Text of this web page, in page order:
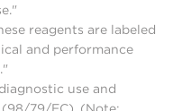
reagents are labeled
and performance
use and